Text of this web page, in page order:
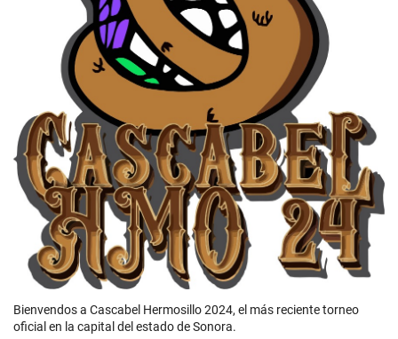
Bienvendos a Cascabel Hermosillo 2024, el más reciente torneo
oficial en la capital del estado de Sonora.